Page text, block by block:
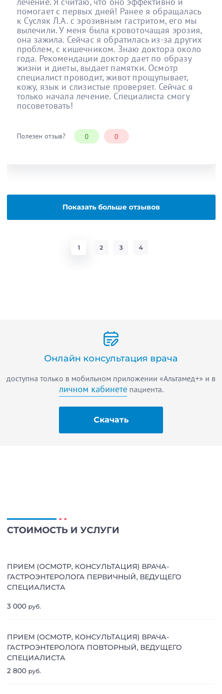
помогает с первых дней! Ранее я обращалась
к Сусляк Л.А. с эрозивным гастритом, его мы
вылечили. У меня была кровоточащая эрозия,
она зажила. Сейчас я обратилась из-за других
проблем, с кишечником. Знаю доктора около
года. Рекомендации доктор дает по образу
жизни и диеты, выдает памятки. Осмотр
специалист проводит, живот прощупывает,
кожу, язык и слизистые проверяет. Сейчас я
только начала лечение. Специалиста смогу
посоветовать!
Полезен отзыв? 0 0
Показать больше отзывов
1 2 3 4
Онлайн консультация врача
доступна только в мобильном приложении «Альтамед+» и в
личном кабинетепациента.
Скачать
СТОИМОСТЬ И УСЛУГИ
ПРИЕМ (ОСМОТР, КОНСУЛЬТАЦИЯ) ВРАЧА-
ГАСТРОЭНТЕРОЛОГА ПЕРВИЧНЫЙ, ВЕДУЩЕГО
СПЕЦИАЛИСТА
3 000 руб.
ПРИЕМ (ОСМОТР, КОНСУЛЬТАЦИЯ) ВРАЧА-
ГАСТРОЭНТЕРОЛОГА ПОВТОРНЫЙ, ВЕДУЩЕГО
СПЕЦИАЛИСТА
2 800 руб.